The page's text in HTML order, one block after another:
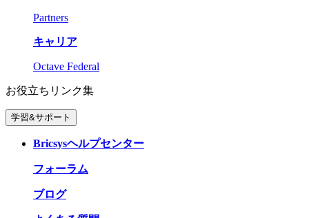
Partners
キャリア
Octave Federal
お役立ちリンク集
学習&サポート
Bricsysヘルプセンター
フォーラム
ブログ